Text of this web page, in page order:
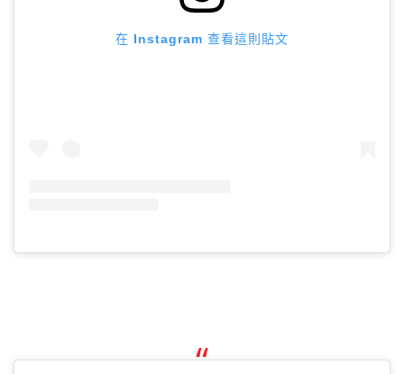
在 Instagram 查看這則貼文